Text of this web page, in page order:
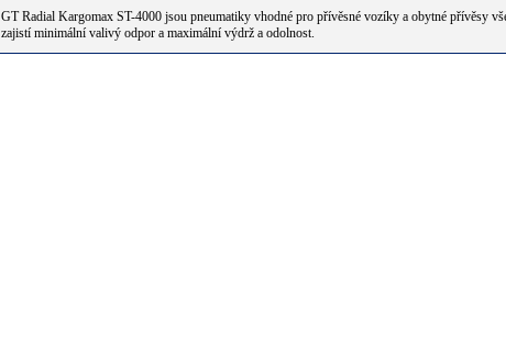
GT Radial Kargomax ST-4000 jsou pneumatiky vhodné pro přívěsné vozíky a obytné přívěsy
zajistí minimální valivý odpor a maximální výdrž a odolnost.